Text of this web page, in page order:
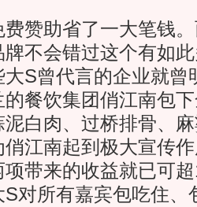
助省了一大笔钱。
不会错过这个有如
S曾代言的企业就曾
餐饮集团俏江南包
白肉、过桥排骨、
江南起到极大宣传
项带来的收益就已可
对所有嘉宾包吃住、